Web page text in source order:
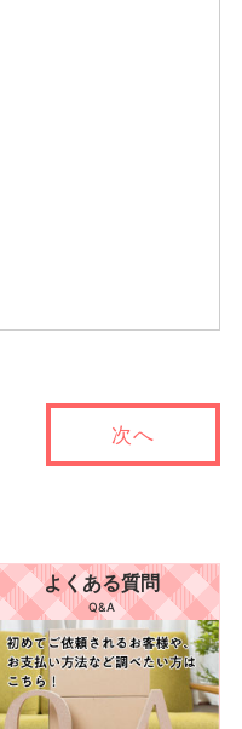
次へ
よくある質問
Q&A